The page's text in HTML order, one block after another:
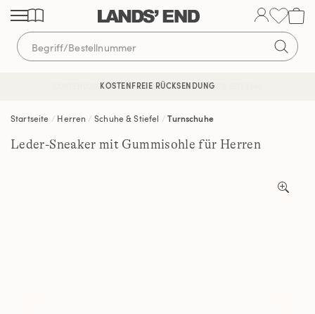
Direkt
zum
Inhalt
Direkt
zur
Navigation
Direkt
zur
Suche
KOSTENLOSE LIEFERUNG AB 120€ | VERTRAUEN SEIT 1963
KOSTENFREIE RÜCKSENDUNG
Startseite Herren Schuhe & Stiefel Turnschuhe
Leder-Sneaker mit Gummisohle für Herren